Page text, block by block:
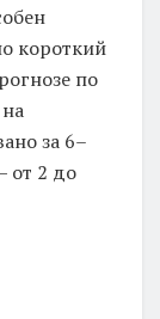
короткий
по
за 6–
от 2 до